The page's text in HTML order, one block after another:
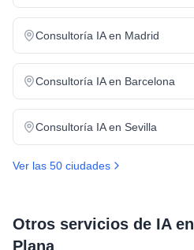
Consultoría IAen Madrid
Consultoría IAen Barcelona
Consultoría IAen Sevilla
Ver las 50 ciudades
Otros servicios de IA en
Plana